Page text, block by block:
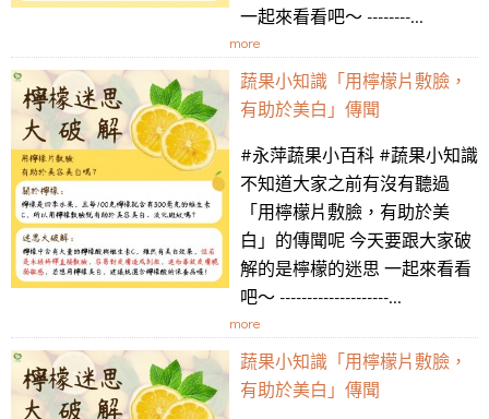
一起來看看吧～ --------...
more
蔬果小知識「用檸檬片敷臉，
有助於美白」傳聞
#永萍蔬果小百科 #蔬果小知識
不知道大家之前有沒有聽過
「用檸檬片敷臉，有助於美
白」的傳聞呢 今天要跟大家破
解的是檸檬的迷思 一起來看看
吧～ --------------------...
more
蔬果小知識「用檸檬片敷臉，
有助於美白」傳聞